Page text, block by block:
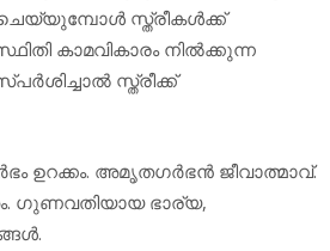
സ്ത്രീകള്‍ക്ക്
കാമവികാരം നില്‍ക്കുന്ന
സ്ത്രീക്ക്
അമൃതഗര്‍ഭന്‍ ജീവാത്മാവ്.
ഗുണവതിയായ ഭാര്യ,